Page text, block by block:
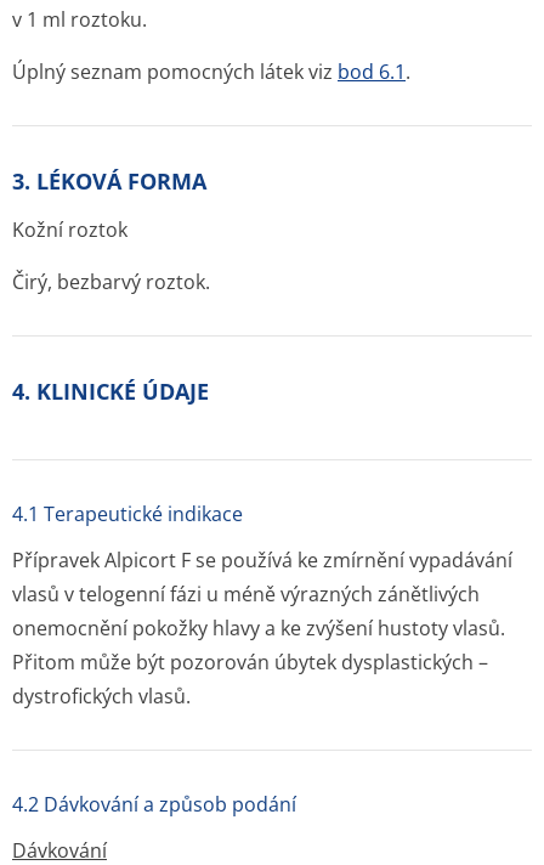
v 1 ml roztoku.
Úplný seznam pomocných látek viz bod 6.1.
3. LÉKOVÁ FORMA
Kožní roztok
Čirý, bezbarvý roztok.
4. KLINICKÉ ÚDAJE
4.1 Terapeutické indikace
Přípravek Alpicort F se používá ke zmírnění vypadávání
vlasů v telogenní fázi u méně výrazných zánětlivých
onemocnění pokožky hlavy a ke zvýšení hustoty vlasů.
Přitom může být pozorován úbytek dysplastických –
dystrofických vla­sů.
4.2 Dávkování a způsob podání
Dávkování